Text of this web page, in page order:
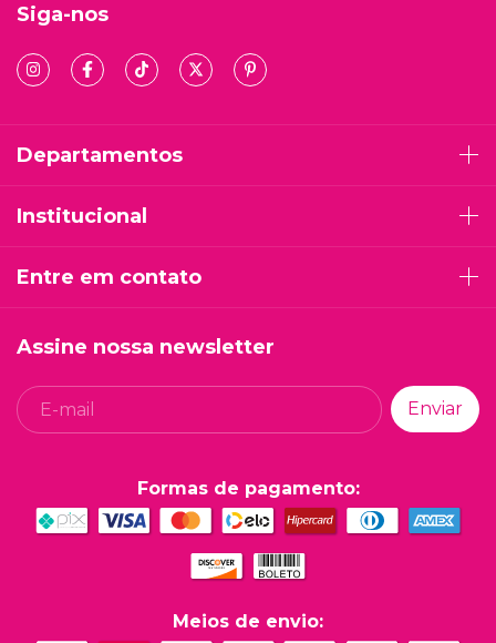
Siga-nos
Departamentos
Institucional
Entre em contato
Assine nossa newsletter
Formas de pagamento:
Meios de envio: